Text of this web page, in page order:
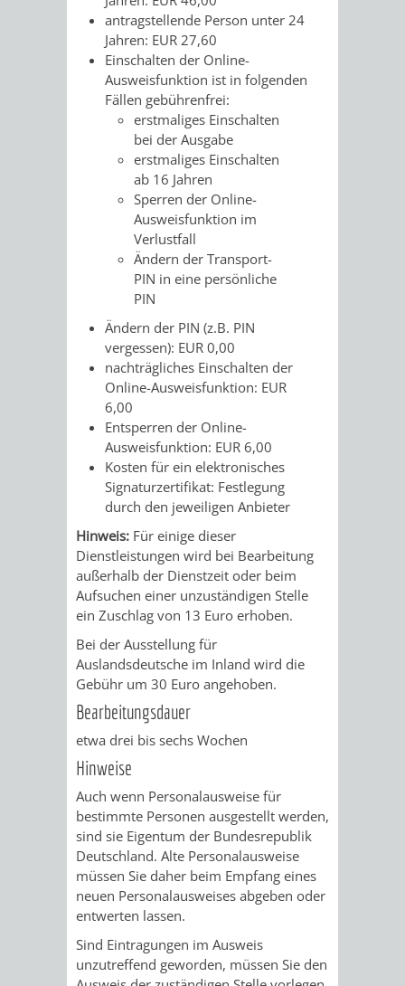
antragstellende Person unter 24
Jahren: EUR 27,60
Einschalten der Online-
Ausweisfunktion ist in folgenden
Fällen gebührenfrei:
erstmaliges Einschalten
bei der Ausgabe
erstmaliges Einschalten
ab 16 Jahren
Sperren der Online-
Ausweisfunktion im
Verlustfall
Ändern der Transport-
PIN in eine persönliche
PIN
Ändern der PIN (z.B. PIN
vergessen): EUR 0,00
nachträgliches Einschalten der
Online-Ausweisfunktion: EUR
6,00
Entsperren der Online-
Ausweisfunktion: EUR 6,00
Kosten für ein elektronisches
Signaturzertifikat: Festlegung
durch den jeweiligen Anbieter
Hinweis: Für einige dieser
Dienstleistungen wird bei Bearbeitung
außerhalb der Dienstzeit oder beim
Aufsuchen einer unzuständigen Stelle
ein Zuschlag von 13 Euro erhoben.
Bei der Ausstellung für
Auslandsdeutsche im Inland wird die
Gebühr um 30 Euro angehoben.
Bearbeitungsdauer
etwa drei bis sechs Wochen
Hinweise
Auch wenn Personalausweise für
bestimmte Personen ausgestellt werden,
sind sie Eigentum der Bundesrepublik
Deutschland. Alte Personalausweise
müssen Sie daher beim Empfang eines
neuen Personalausweises abgeben oder
entwerten lassen.
Sind Eintragungen im Ausweis
unzutreffend geworden, müssen Sie den